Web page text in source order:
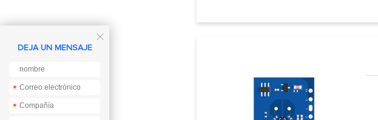

DEJA UN MENSAJE
*
*
*
*